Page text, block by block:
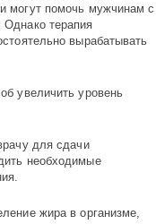
могут помочь мужчинам с
Однако терапия
вырабатывать
увеличить уровень
для сдачи
необходимые
жира в организме,